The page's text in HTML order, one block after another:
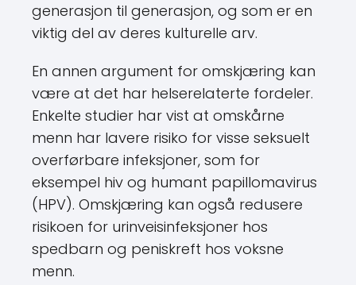
generasjon til generasjon, og som er en
viktig del av deres kulturelle arv.
En annen argument for omskjæring kan
være at det har helserelaterte fordeler.
Enkelte studier har vist at omskårne
menn har lavere risiko for visse seksuelt
overførbare infeksjoner, som for
eksempel hiv og humant papillomavirus
(HPV). Omskjæring kan også redusere
risikoen for urinveisinfeksjoner hos
spedbarn og peniskreft hos voksne
menn.